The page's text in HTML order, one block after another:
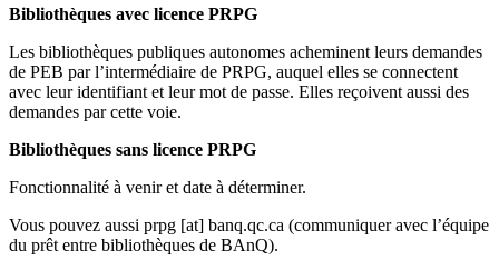
Bibliothèques avec licence PRPG
Les bibliothèques publiques autonomes acheminent leurs demandes
de PEB par l’intermédiaire de PRPG, auquel elles se connectent
avec leur identifiant et leur mot de passe. Elles reçoivent aussi des
demandes par cette voie.
Bibliothèques sans licence PRPG
Fonctionnalité à venir et date à déterminer.
Vous pouvez aussi prpg [at] banq.qc.ca (communiquer avec l’équipe
du prêt entre bibliothèques de BAnQ).